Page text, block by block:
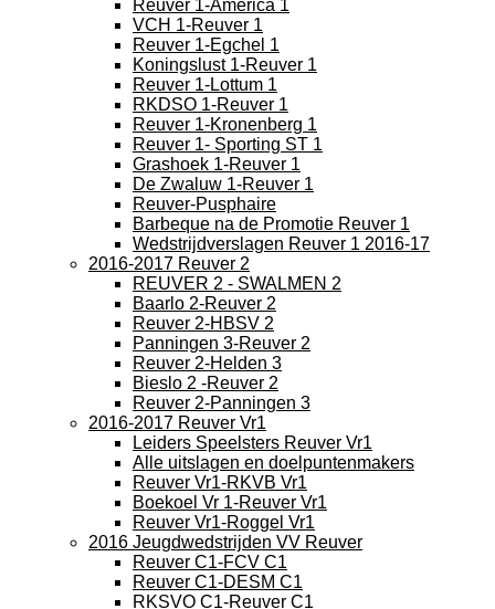
Reuver 1-America 1
VCH 1-Reuver 1
Reuver 1-Egchel 1
Koningslust 1-Reuver 1
Reuver 1-Lottum 1
RKDSO 1-Reuver 1
Reuver 1-Kronenberg 1
Reuver 1- Sporting ST 1
Grashoek 1-Reuver 1
De Zwaluw 1-Reuver 1
Reuver-Pusphaire
Barbeque na de Promotie Reuver 1
Wedstrijdverslagen Reuver 1 2016-17
2016-2017 Reuver 2
REUVER 2 - SWALMEN 2
Baarlo 2-Reuver 2
Reuver 2-HBSV 2
Panningen 3-Reuver 2
Reuver 2-Helden 3
Bieslo 2 -Reuver 2
Reuver 2-Panningen 3
2016-2017 Reuver Vr1
Leiders Speelsters Reuver Vr1
Alle uitslagen en doelpuntenmakers
Reuver Vr1-RKVB Vr1
Boekoel Vr 1-Reuver Vr1
Reuver Vr1-Roggel Vr1
2016 Jeugdwedstrijden VV Reuver
Reuver C1-FCV C1
Reuver C1-DESM C1
RKSVO C1-Reuver C1